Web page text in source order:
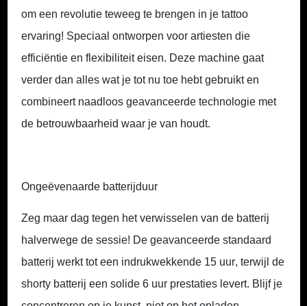
om een revolutie teweeg te brengen in je tattoo
ervaring! Speciaal ontworpen voor artiesten die
efficiëntie en flexibiliteit eisen. Deze machine gaat
verder dan alles wat je tot nu toe hebt gebruikt en
combineert naadloos geavanceerde technologie met
de betrouwbaarheid waar je van houdt.
Ongeëvenaarde batterijduur
Zeg maar dag tegen het verwisselen van de batterij
halverwege de sessie! De geavanceerde standaard
batterij werkt tot een indrukwekkende 15 uur, terwijl de
shorty batterij een solide 6 uurprestaties levert. Blijf je